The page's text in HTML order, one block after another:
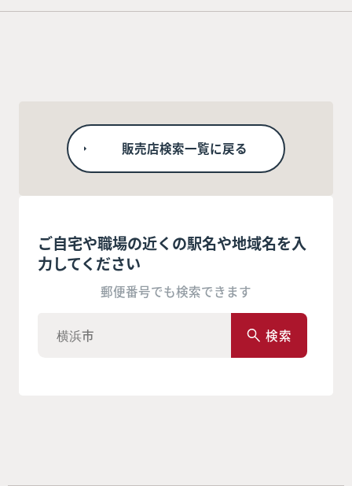
販売店検索一覧に戻る
ご自宅や職場の近くの駅名や地域名を入
力してください
郵便番号でも検索できます
検索